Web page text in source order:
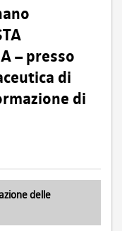
– presso
di
di
delle